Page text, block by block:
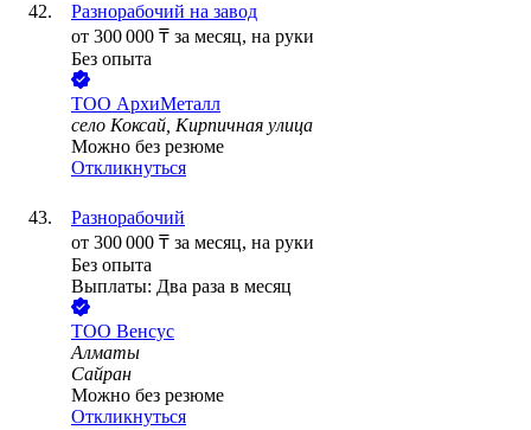
Разнорабочий на завод
от 300 000 ₸ за месяц, на руки
Без опыта
ТОО АрхиМеталл
село Коксай, Кирпичная улица
Можно без резюме
Откликнуться
Разнорабочий
от 300 000 ₸ за месяц, на руки
Без опыта
Выплаты: Два раза в месяц
ТОО Венсус
Алматы
Сайран
Можно без резюме
Откликнуться